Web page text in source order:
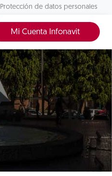
Protección de datos personales
Mi Cuenta Infonavit